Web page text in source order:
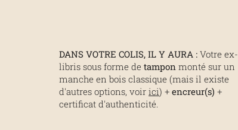
DANS VOTRE COLIS, IL Y AURA : Votre ex-
libris sous forme de tampon monté sur un
manche en bois classique (mais il existe
d'autres options, voir ici) + encreur(s) +
certificat d'authenticité.